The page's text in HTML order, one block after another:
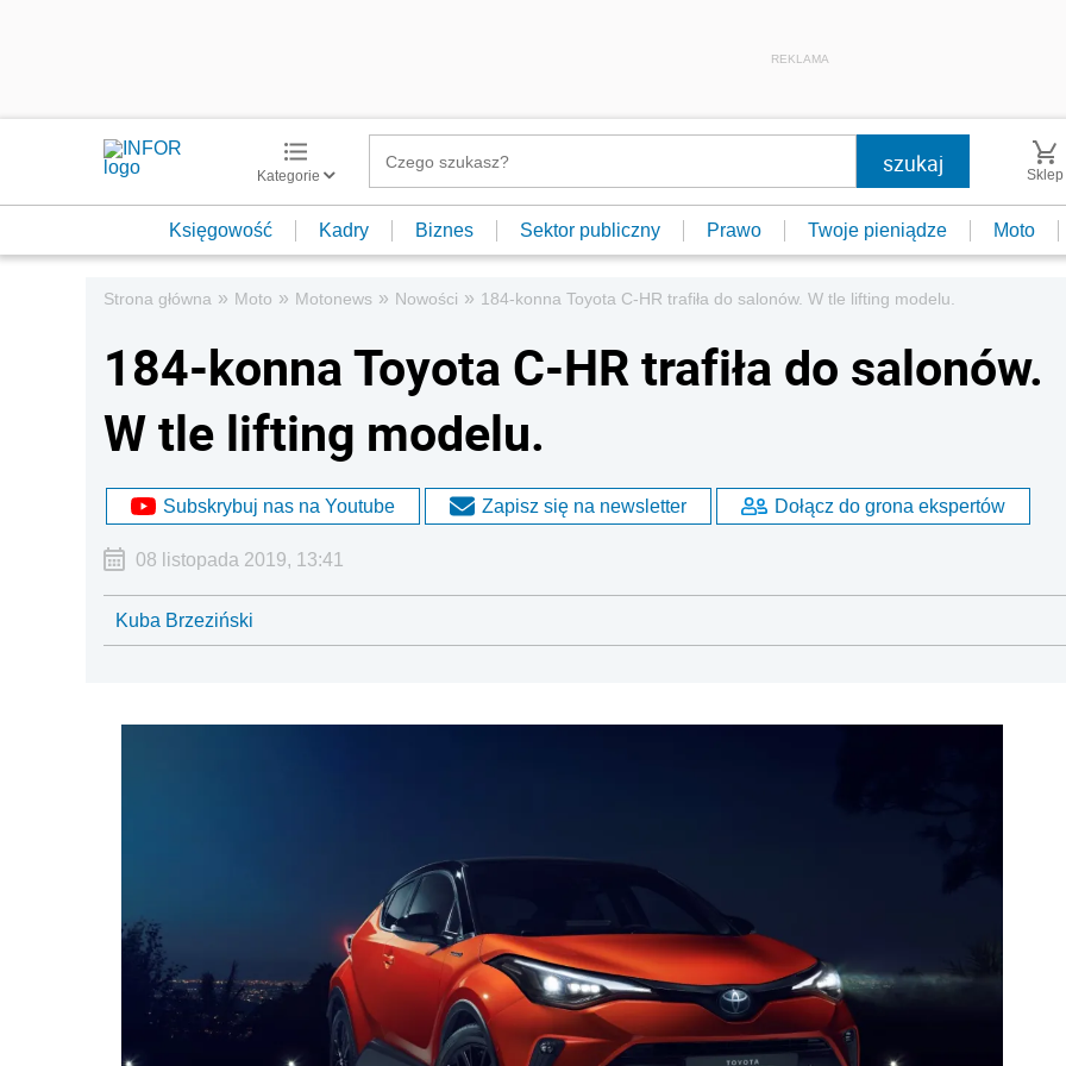
REKLAMA
Kategorie Sklep
Księgowość Kadry Biznes Sektor publiczny Prawo Twoje pieniądze Moto
Strona główna » Moto » Motonews » Nowości » 184-konna Toyota C-HR trafiła do salonów. W tle lifting modelu.
184-konna Toyota C-HR trafiła do salonów.
W tle lifting modelu.
Subskrybuj nas na Youtube Zapisz się na newsletter Dołącz do grona ekspertów
08 listopada 2019, 13:41
Kuba Brzeziński